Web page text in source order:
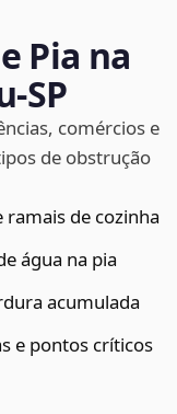
Pia na
comércios e
de obstrução
de cozinha
água na pia
acumulada
e pontos críticos